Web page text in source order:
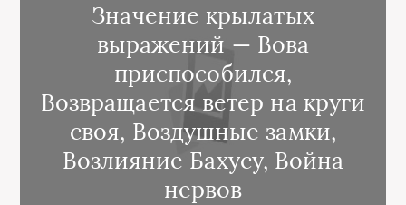
Значение крылатых
выражений — Вова
приспособился,
Возвращается ветер на круги
своя, Воздушные замки,
Возлияние Бахусу, Война
нервов